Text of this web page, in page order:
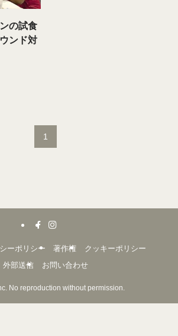
の試食
ンド対
1
ーポリシー 著作権
クッキーポリシー
外部送信
お問い合わせ
No reproduction without permission.